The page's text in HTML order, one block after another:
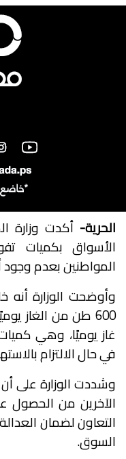
الحرية- أكدت وزارة
الأسواق بكميات
المواطنين بعدم
وأوضحت الوزارة
غاز يوميًا، وهي
في حال الالتزام
وشددت الوزارة على أن
الآخرين من الحصول
التعاون لضمان
السوق.